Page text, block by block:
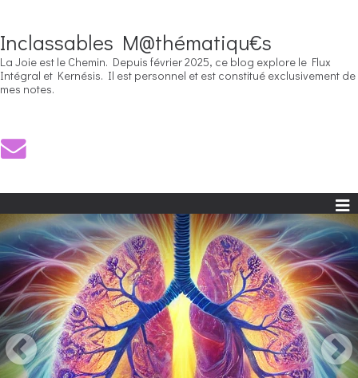
Inclassables M@thématiqu€s
La Joie est le Chemin. Depuis février 2025, ce blog explore le Flux
Intégral et Kernésis. Il est personnel et est constitué exclusivement de
mes notes.